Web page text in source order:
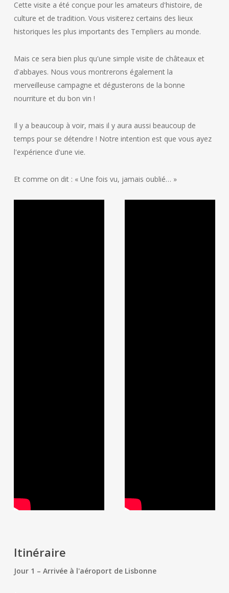
Cette visite a été conçue pour les amateurs d'histoire, de
culture et de tradition. Vous visiterez certains des lieux
historiques les plus importants des Templiers au monde.
Mais ce sera bien plus qu'une simple visite de châteaux et
d'abbayes. Nous vous montrerons également la
merveilleuse campagne et dégusterons de la bonne
nourriture et du bon vin !
Il y a beaucoup à voir, mais il y aura aussi beaucoup de
temps pour se détendre ! Notre intention est que vous ayez
l'expérience d'une vie.
Et comme on dit : « Une fois vu, jamais oublié… »
Itinéraire
Jour 1 – Arrivée à l'aéroport de Lisbonne